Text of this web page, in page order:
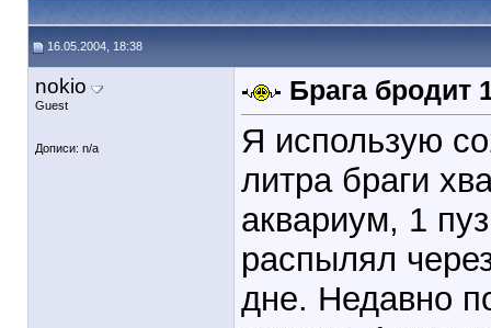
16.05.2004, 18:38
nokio
Guest
Дописи: n/a
Брага бродит
Я использую
литра браги
аквариум, 1
распылял
дне. Недавно